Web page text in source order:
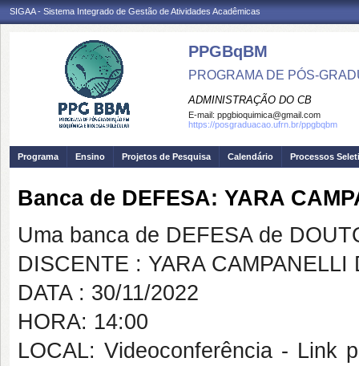
SIGAA - Sistema Integrado de Gestão de Atividades Acadêmicas
PPGBqBM
PROGRAMA DE PÓS-
ADMINISTRAÇÃO DO CB
E-mail: ppgbioquimica@gmail.com
https://posgraduacao.ufrn.br/ppgbqbm
Programa Ensino Projetos de Pesquisa Calendário Processos
Banca de DEFESA: YARA
Uma banca de DEFESA de
DISCENTE : YARA CAMPANELLI
DATA : 30/11/2022
HORA: 14:00
LOCAL: Videoconferência - Link